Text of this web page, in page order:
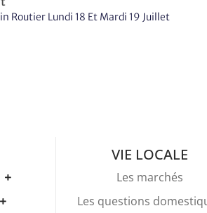
Routier Lundi 18 Et Mardi 19 Juillet
VIE LOCALE
Les marchés
Les questions